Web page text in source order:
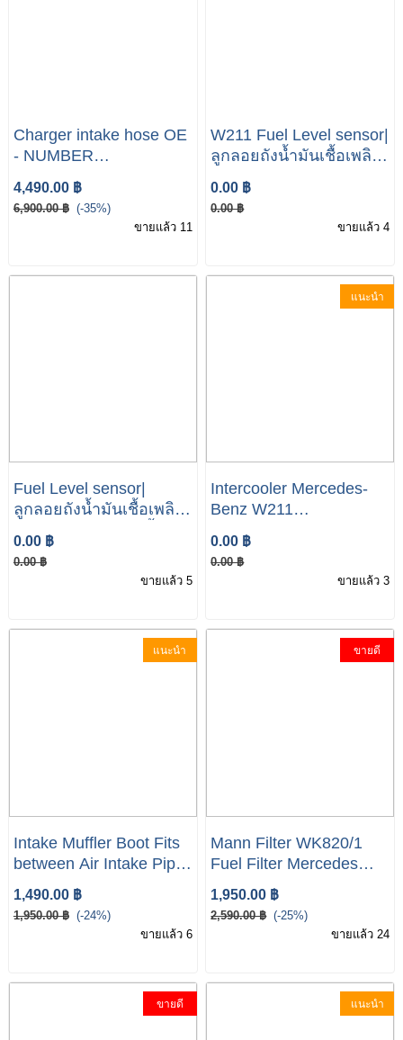
Charger intake hose OE
- NUMBER
A2115284182
MERCEDES-BENZ
W211
4,490.00 ฿
6,900.00 ฿ (-35%)
ขายแล้ว 11
W211 Fuel Level sensor|
ลูกลอยถังน้ำมันเชื้อเพลิง |
ลูกลอย |Fuel Pump
Level Sensor Right
W211 E200 Kom E240
0.00 ฿
0.00 ฿
ขายแล้ว 4
Fuel Level sensor|
ลูกลอยถังน้ำมันเชื้อเพลิง |
ลูกลอย | ลูกลอยถังน้ำมัน
W211 E200 Kom E240
0.00 ฿
0.00 ฿
ขายแล้ว 5
แนะนำ
Intercooler Mercedes-
Benz W211
(2115001102
A2115001102)
0.00 ฿
0.00 ฿
ขายแล้ว 3
แนะนำ
Intake Muffler Boot Fits
between Air Intake Pipe
and Air Filter
A2710920496
1,490.00 ฿
1,950.00 ฿ (-24%)
ขายแล้ว 6
ขายดี
Mann Filter WK820/1
Fuel Filter Mercedes
W169 W245 W203 S203
W204 S211 W211
1,950.00 ฿
2,590.00 ฿ (-25%)
ขายแล้ว 24
ขายดี แนะนำ